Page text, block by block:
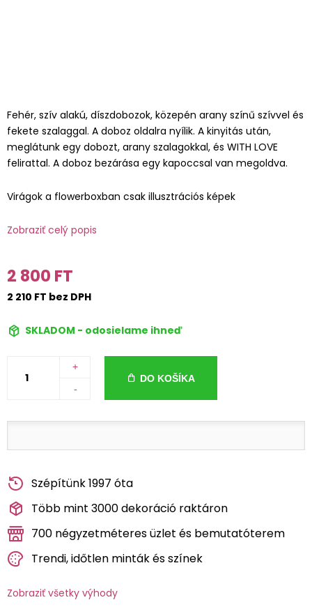
Fehér, szív alakú, díszdobozok, közepén arany színű szívvel és
fekete szalaggal. A doboz oldalra nyílik. A kinyitás után,
meglátunk egy dobozt, arany szalagokkal, és WITH LOVE
felirattal. A doboz bezárása egy kapoccsal van megoldva.
Virágok a flowerboxban csak illusztrációs képek
Zobraziť celý popis
2 800 FT
2 210 FT bez DPH
SKLADOM - odosielame ihneď
+
-
DO KOŠÍKA
Szépítünk 1997 óta
Több mint 3000 dekoráció raktáron
700 négyzetméteres üzlet és bemutatóterem
Trendi, időtlen minták és színek
Zobraziť všetky výhody